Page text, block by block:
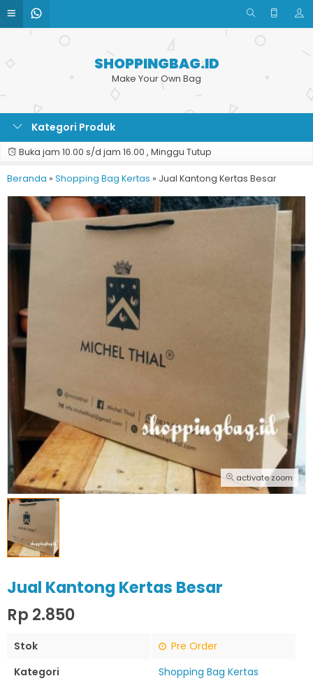
SHOPPINGBAG.ID
Make Your Own Bag
Kategori Produk
Buka jam 10.00 s/d jam 16.00 , Minggu Tutup
Beranda » Shopping Bag Kertas » Jual Kantong Kertas Besar
activate zoom
Jual Kantong Kertas Besar
Rp 2.850
Stok
Pre Order
Kategori
Shopping Bag Kertas